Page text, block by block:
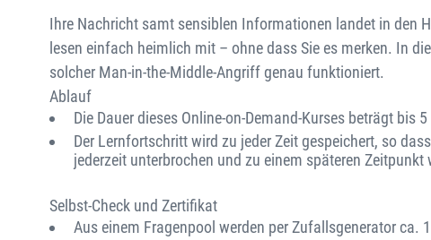
Ihre Nachricht samt sensiblen Informationen landet in den
lesen einfach heimlich mit – ohne dass Sie es merken. In
solcher Man-in-the-Middle-Angriff genau funktioniert.
Ablauf
Die Dauer dieses Online-on-Demand-Kurses beträgt bis
Der Lernfortschritt wird zu jeder Zeit gespeichert, so
jederzeit unterbrochen und zu einem späteren
Selbst-Check und Zertifikat
Aus einem Fragenpool werden per Zufallsgenerator ca.